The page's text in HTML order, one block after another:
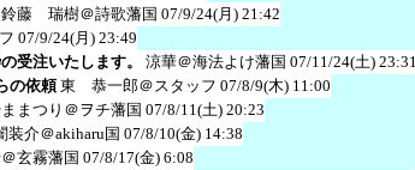
鈴藤 瑞樹＠詩歌藩国 07/9/24(月) 21:42
07/9/24(月) 23:49
受注いたします。
涼華＠海法よけ藩国 07/11/24(土) 23:31
の依頼 東 恭一郎＠スタッフ 07/8/9(木) 11:00
まつり＠ヲチ藩国 07/8/11(土) 20:23
装介＠akiharu国 07/8/10(金) 14:38
玄霧藩国 07/8/17(金) 6:08